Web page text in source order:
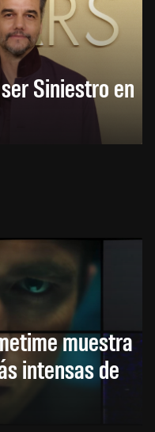
Siniestro en
muestra
intensas de